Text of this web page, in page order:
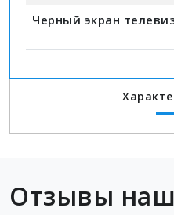
Черный экран
Отзывы